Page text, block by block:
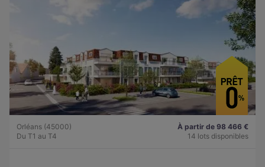
Orléans (45000)
Du T1 au T4
À partir de 98 466 €
14 lots disponibles